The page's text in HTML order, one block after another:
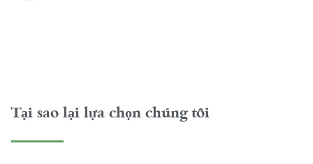
Tại sao lại lựa chọn chúng tôi